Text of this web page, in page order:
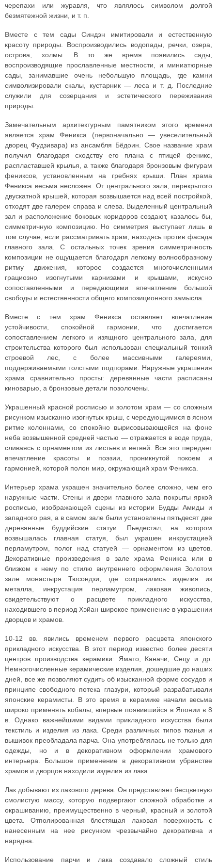
черепахи или журавля, что являлось символом долгой
безмятежной жизни, и т. п.
Вместе с тем сады Синдэн имитировали и естественную
красоту природы. Воспроизводились водопады, речки, озера,
острова, холмы. В то же время появились сады,
воспроизводящие прославленные местности, и миниатюрные
сады, занимавшие очень небольшую площадь, где камни
символизировали скалы, кустарник — леса и т. д. Последние
служили для созерцания и эстетического переживания
природы.
Замечательным архитектурным памятником этого времени
является храм Феникса (первоначально — увеселительный
дворец Фудзивара) из ансамбля Бёдоин. Свое название храм
получил благодаря сходству его плана с птицей феникс,
распластавшей крылья, а также благодаря бронзовым фигурам
фениксов, установленным на гребнях крыши. План храма
Феникса весьма несложен. От центрального зала, перекрытого
двускатной крышей, которая возвышается над всей постройкой,
отходят две галереи справа и слева. Выделенный центральный
зал и расположение боковых коридоров создают, казалось бы,
симметричную композицию. Но симметрия выступает лишь в
том случае, если рассматривать храм, находясь против фасада
главного зала. С остальных точек зрения симметричность
композиции не ощущается благодаря легкому волнообразному
ритму движения, которое создается многочисленными
грациозно изогнутыми карнизами и крышами, искусно
сопоставленными и передающими впечатление большой
свободы и естественности общего композиционного замысла.
Вместе с тем храм Феникса оставляет впечатление
устойчивости, спокойной гармонии, что достигается
сопоставлением легкого и изящного центрального зала, для
строительства которого был использован специальный тонкий
строевой лес, с более массивными галереями,
поддерживаемыми толстыми подпорами. Наружные украшения
храма сравнительно просты: деревянные части расписаны
киноварью, а бронзовые детали позолочены.
Украшенный красной росписью и золотом храм — со сложным
рисунком изысканно изогнутых крыш, с чередующимися в ясном
ритме колоннами, со спокойно вырисовывающейся на фоне
неба возвышенной средней частью — отражается в воде пруда,
сливаясь с орнаментом из листьев и ветвей. Все это передает
впечатление красоты и поэзии, проникнутой покоем и
гармонией, которой полон мир, окружающий храм Феникса.
Интерьер храма украшен значительно более сложно, чем его
наружные части. Стены и двери главного зала покрыты яркой
росписью, изображающей сцены из истории Будды Амиды и
западного рая, а в самом зале были установлены пятьдесят две
деревянные буддийские статуи. Пьедестал, на котором
возвышалась главная статуя, был украшен инкрустацией
перламутром, полог над статуей — орнаментом из цветов.
Декоративные произведения в зале храма Феникса или в
близком к нему по стилю внутреннего оформления Золотом
зале монастыря Тюсондзи, где сохранились изделия из
металла, инкрустация перламутром, лаковая живопись,
свидетельствуют о расцвете прикладного искусства,
находившего в период Хэйан широкое применение в украшении
дворцов и храмов.
10-12 вв. явились временем первого расцвета японского
прикладного искусства. В этот период известно более десяти
центров производства керамики: Ямато, Каначи, Сецу и др.
Немногочисленные керамические изделия, дошедшие до наших
дней, все же позволяют судить об изысканной форме сосудов и
принципе свободного потека глазури, который разрабатывали
японские керамисты. В это время в керамике начали весьма
широко применять кобальт, впервые появившийся в Японии в 8
в. Однако важнейшими видами прикладного искусства были
текстиль и изделия из лака. Среди различных типов тканья и
вышивок преобладала парча. Она употреблялась не только для
одежды, но и в декоративном оформлении храмового
интерьера. Большое применение в декоративном убранстве
храмов и дворцов находили изделия из лака.
Лак добывают из лакового дерева. Он представляет бесцветную
смолистую массу, которую подвергают сложной обработке и
окрашиванию, преимущественно в черный, красный и золотой
цвета. Отполированная блестящая лаковая поверхность с
нанесенным на нее рисунком чрезвычайно декоративна и
нарядна.
Использование парчи и лака создавало сложный стиль